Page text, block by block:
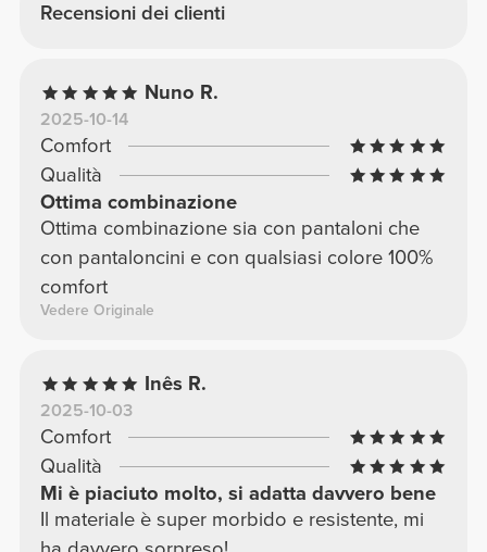
Recensioni dei clienti
Nuno R.
2025-10-14
Comfort
Qualità
Ottima combinazione
Ottima combinazione sia con pantaloni che
con pantaloncini e con qualsiasi colore 100%
comfort
Vedere Originale
Inês R.
2025-10-03
Comfort
Qualità
Mi è piaciuto molto, si adatta davvero bene
Il materiale è super morbido e resistente, mi